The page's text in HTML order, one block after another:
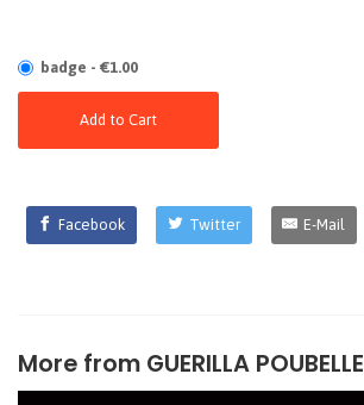
badge - €1.00
Add to Cart
Facebook Twitter E-Mail
More from GUERILLA POUBELLE